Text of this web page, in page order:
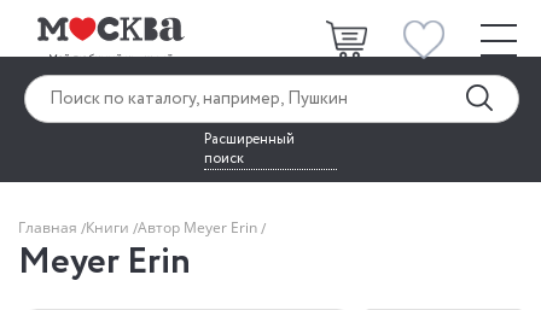
Расширенный
поиск
Главная Книги Автор Meyer Erin
Meyer Erin